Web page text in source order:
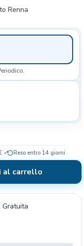
Renna
al carrello
Reso entro 14 giorni
Gratuita